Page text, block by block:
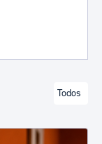
Todos